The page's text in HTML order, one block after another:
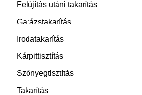
Felújítás utáni takarítás
Garázstakarítás
Irodatakarítás
Kárpittisztítás
Szőnyegtisztítás
Takarítás